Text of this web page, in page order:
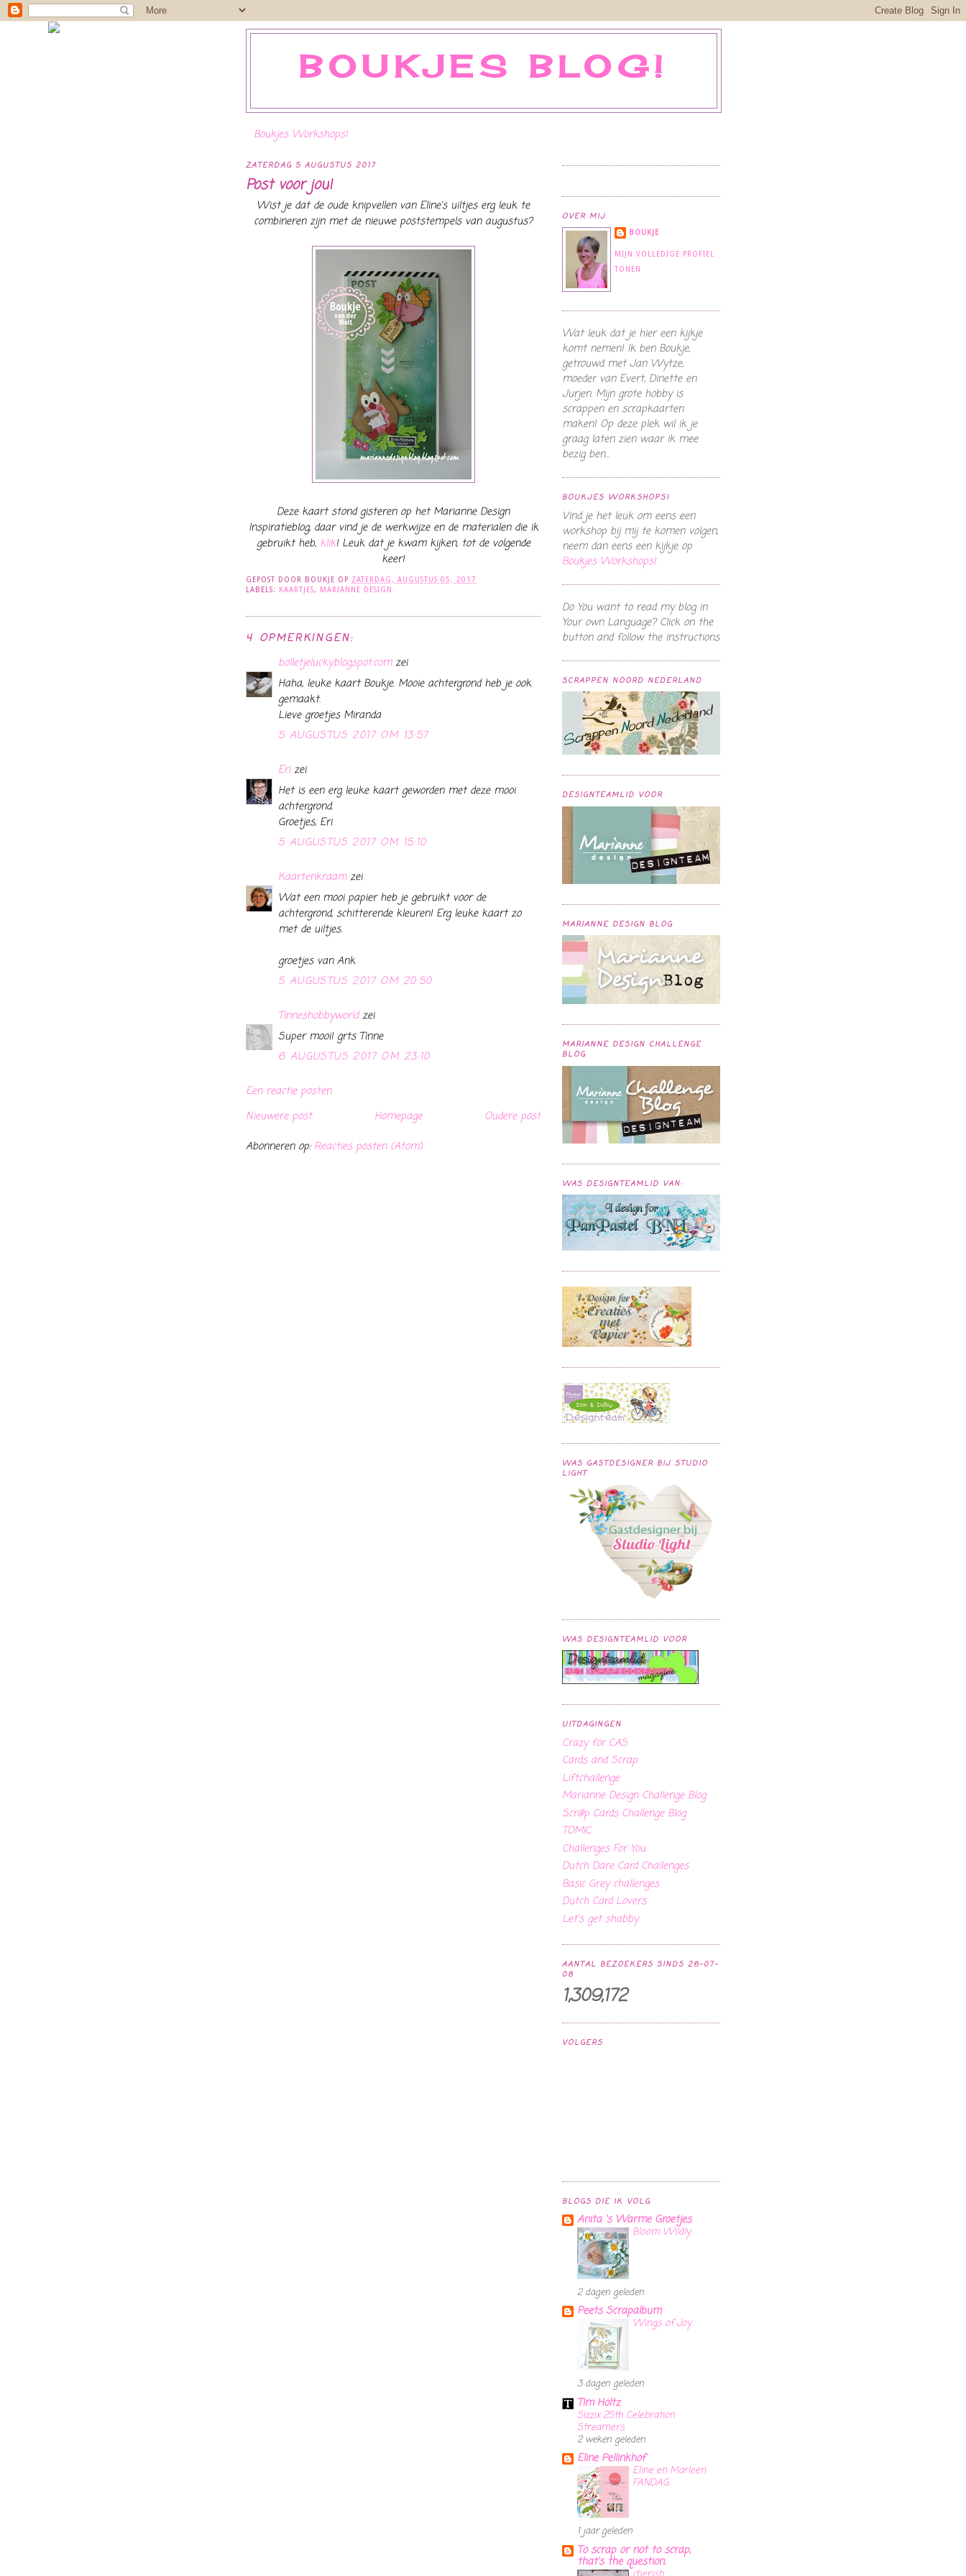
BOUKJES BLOG!
Boukjes Workshops!
ZATERDAG 5 AUGUSTUS 2017
Post voor jou!
Wist je dat de oude knipvellen van Eline's uiltjes erg leuk te
combineren zijn met de nieuwe poststempels van augustus?
Deze kaart stond gisteren op het Marianne Design
Inspiratieblog, daar vind je de werkwijze en de materialen die ik
gebruikt heb, klik! Leuk dat je kwam kijken, tot de volgende
keer!
GEPOST DOOR BOUKJE OP ZATERDAG, AUGUSTUS 05, 2017
LABELS:
KAARTJES, MARIANNE DESIGN
4 OPMERKINGEN:
bolletjelucky.blogspot.comzei
Haha, leuke kaart Boukje. Mooie achtergrond heb je ook
gemaakt.
Lieve groetjes Miranda
5 AUGUSTUS 2017 OM 13:57
Eri zei
Het is een erg leuke kaart geworden met deze mooi
achtergrond.
Groetjes, Eri
5 AUGUSTUS 2017 OM 15:10
Kaartenkraamzei
Wat een mooi papier heb je gebruikt voor de
achtergrond, schitterende kleuren! Erg leuke kaart zo
met de uiltjes.
groetjes van Ank
5 AUGUSTUS 2017 OM 20:50
Tinneshobbyworldzei
Super mooi! grts Tinne
6 AUGUSTUS 2017 OM 23:10
Een reactie posten
Nieuwere post
Oudere post
Homepage
Abonneren op: Reacties posten (Atom)
OVER MIJ
BOUKJE
MIJN VOLLEDIGE PROFIEL
TONEN
Wat leuk dat je hier een kijkje
komt nemen! Ik ben Boukje,
getrouwd met Jan Wytze,
moeder van Evert, Dinette en
Jurjen. Mijn grote hobby is
scrappen en scrapkaarten
maken! Op deze plek wil ik je
graag laten zien waar ik mee
bezig ben...
BOUKJES WORKSHOPS!
Vind je het leuk om eens een
workshop bij mij te komen volgen,
neem dan eens een kijkje op
Boukjes Workshops!
Do You want to read my blog in
Your own Language? Click on the
button and follow the instructions
SCRAPPEN NOORD NEDERLAND
DESIGNTEAMLID VOOR
MARIANNE DESIGN BLOG
MARIANNE DESIGN CHALLENGE
BLOG
WAS DESIGNTEAMLID VAN:
WAS GASTDESIGNER BIJ STUDIO
LIGHT
WAS DESIGNTEAMLID VOOR
UITDAGINGEN
Crazy for CAS
Cards and Scrap
Liftchallenge
Marianne Design Challenge Blog
Scr@p Cards Challenge Blog
TOMIC
Challenges For You
Dutch Dare Card Challenges
Basic Grey challenges
Dutch Card Lovers
Let's get shabby
AANTAL BEZOEKERS SINDS 26-07-
08
1,309,172
VOLGERS
BLOGS DIE IK VOLG
Anita 's Warme Groetjes
Bloom Wildly
2 dagen geleden
Peets Scrapalbum
Wings of Joy
3 dagen geleden
Tim Holtz
Sizzix 25th Celebration
Streamers
2 weken geleden
Eline Pellinkhof
Eline en Marleen
FANDAG
1 jaar geleden
To scrap or not to scrap,
that's the question.